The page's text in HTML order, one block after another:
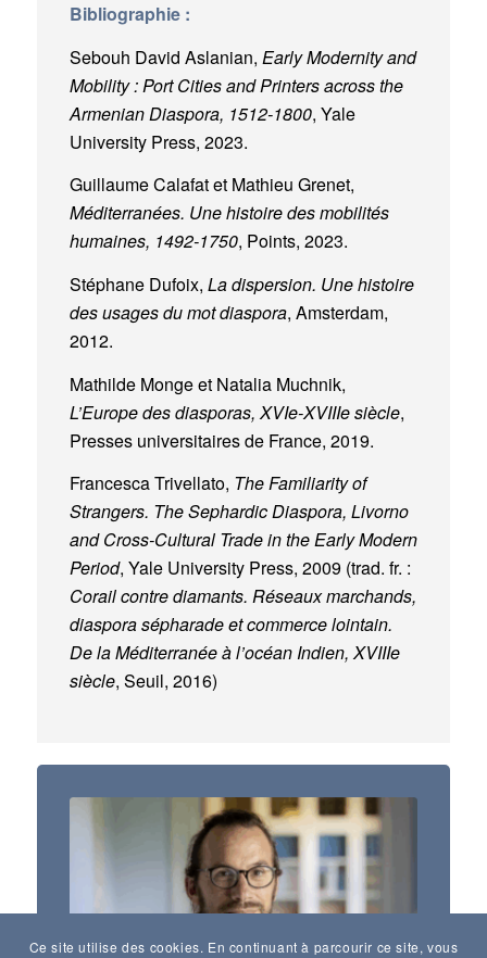
Bibliographie :
Sebouh David Aslanian, Early Modernity and
Mobility : Port Cities and Printers across the
Armenian Diaspora, 1512-1800, Yale
University Press, 2023.
Guillaume Calafat et Mathieu Grenet,
Méditerranées. Une histoire des mobilités
humaines, 1492-1750, Points, 2023.
Stéphane Dufoix, La dispersion. Une histoire
des usages du mot diaspora, Amsterdam,
2012.
Mathilde Monge et Natalia Muchnik,
L’Europe des diasporas, XVIe-XVIIIe siècle,
Presses universitaires de France, 2019.
Francesca Trivellato, The Familiarity of
Strangers. The Sephardic Diaspora, Livorno
and Cross-Cultural Trade in the Early Modern
Period, Yale University Press, 2009 (trad. fr. :
Corail contre diamants. Réseaux marchands,
diaspora sépharade et commerce lointain.
De la Méditerranée à l’océan Indien, XVIIIe
siècle, Seuil, 2016)
Ce site utilise des cookies. En continuant à parcourir ce site, vous